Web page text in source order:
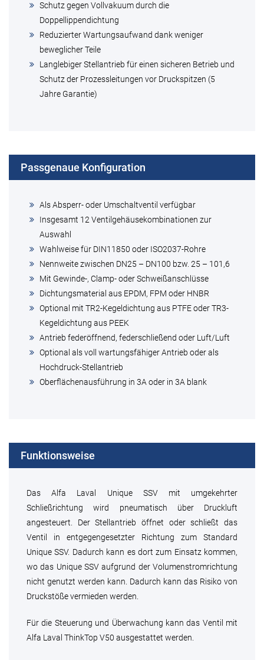
Schutz gegen Vollvakuum durch die
Doppellippendichtung
Reduzierter Wartungsaufwand dank weniger
beweglicher Teile
Langlebiger Stellantrieb für einen sicheren Betrieb und
Schutz der Prozessleitungen vor Druckspitzen (5
Jahre Garantie)
Passgenaue Konfiguration
Als Absperr- oder Umschaltventil verfügbar
Insgesamt 12 Ventilgehäusekombinationen zur
Auswahl
Wahlweise für DIN11850 oder ISO2037-Rohre
Nennweite zwischen DN25 – DN100 bzw. 25 – 101,6
Mit Gewinde-, Clamp- oder Schweißanschlüsse
Dichtungsmaterial aus EPDM, FPM oder HNBR
Optional mit TR2-Kegeldichtung aus PTFE oder TR3-
Kegeldichtung aus PEEK
Antrieb federöffnend, federschließend oder Luft/Luft
Optional als voll wartungsfähiger Antrieb oder als
Hochdruck-Stellantrieb
Oberflächenausführung in 3A oder in 3A blank
Funktionsweise
Das Alfa Laval Unique SSV mit umgekehrter
Schließrichtung wird pneumatisch über Druckluft
angesteuert. Der Stellantrieb öffnet oder schließt das
Ventil in entgegengesetzter Richtung zum Standard
Unique SSV. Dadurch kann es dort zum Einsatz kommen,
wo das Unique SSV aufgrund der Volumenstromrichtung
nicht genutzt werden kann. Dadurch kann das Risiko von
Druckstöße vermieden werden.
Für die Steuerung und Überwachung kann das Ventil mit
Alfa Laval ThinkTop V50 ausgestattet werden.